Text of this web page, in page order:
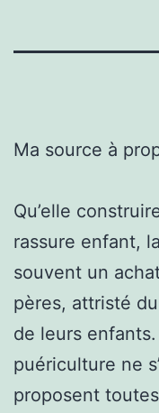
Ma source à
Qu’elle
rassure enfant,
souvent un
pères, attristé
de leurs
puériculture ne
proposent